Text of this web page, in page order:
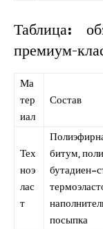
Таблица:
премиум-
Ма
тер
иал
Состав
Тех
ноэ
лас
т
битум,
бутадиен-
посыпка